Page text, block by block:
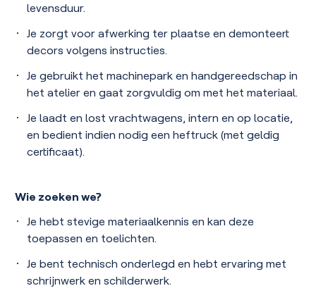
levensduur.
Je zorgt voor afwerking ter plaatse en demonteert
decors volgens instructies.
Je gebruikt het machinepark en handgereedschap in
het atelier en gaat zorgvuldig om met het materiaal.
Je laadt en lost vrachtwagens, intern en op locatie,
en bedient indien nodig een heftruck (met geldig
certificaat).
Wie zoeken we?
Je hebt stevige materiaalkennis en kan deze
toepassen en toelichten.
Je bent technisch onderlegd en hebt ervaring met
schrijnwerk en schilderwerk.